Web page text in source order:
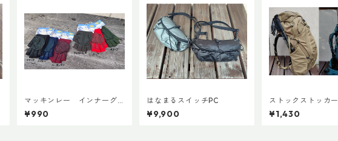
マッキンレー インナーグ
ローブ ノンスリップショー
ト
¥990
はなまるスイッチPC
¥9,900
ストックストッカー
¥1,430